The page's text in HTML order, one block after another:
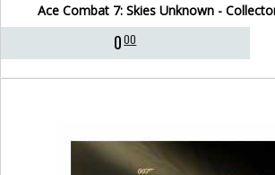
Ace Combat 7: Skies Unknown -
000